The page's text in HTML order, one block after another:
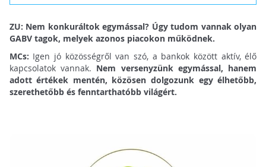
ZU: Nem konkuráltok egymással? Úgy tudom vannak olyan
GABV tagok, melyek azonos piacokon működnek.
MCs: Igen jó közösségről van szó, a bankok között aktív, élő
kapcsolatok vannak. Nem versenyzünk egymással, hanem
adott értékek mentén, közösen dolgozunk egy élhetőbb,
szerethetőbb és fenntarthatóbb világért.